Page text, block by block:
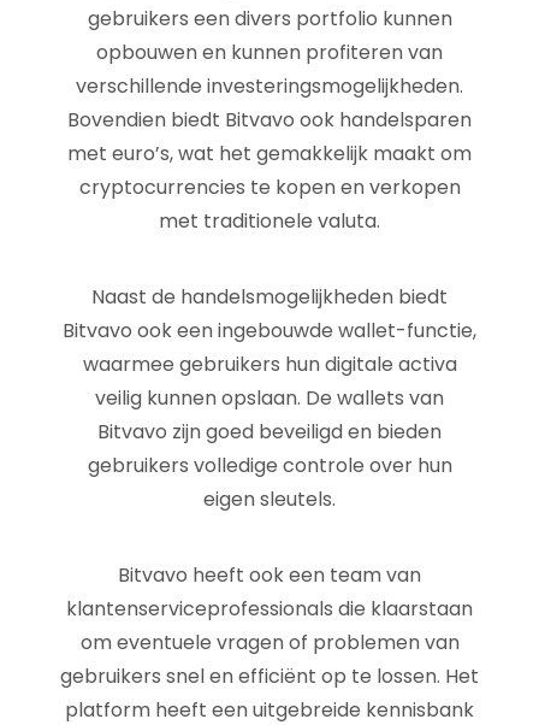
gebruikers een divers portfolio kunnen
opbouwen en kunnen profiteren van
verschillende investeringsmogelijkheden.
Bovendien biedt Bitvavo ook handelsparen
met euro’s, wat het gemakkelijk maakt om
cryptocurrencies te kopen en verkopen
met traditionele valuta.
Naast de handelsmogelijkheden biedt
Bitvavo ook een ingebouwde wallet-functie,
waarmee gebruikers hun digitale activa
veilig kunnen opslaan. De wallets van
Bitvavo zijn goed beveiligd en bieden
gebruikers volledige controle over hun
eigen sleutels.
Bitvavo heeft ook een team van
klantenserviceprofessionals die klaarstaan
om eventuele vragen of problemen van
gebruikers snel en efficiënt op te lossen. Het
platform heeft een uitgebreide kennisbank